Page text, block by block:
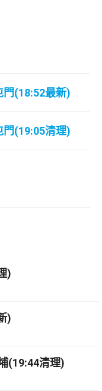
門(18:52最新)
門(19:05清理)
)
)
(19:44清理)